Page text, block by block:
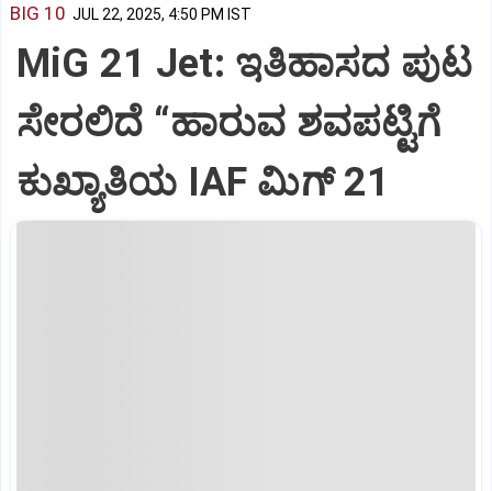
BIG 10 JUL 22, 2025, 4:50 PM IST
MiG 21 Jet: ಇತಿಹಾಸದ ಪುಟ
ಸೇರಲಿದೆ “ಹಾರುವ ಶವಪಟ್ಟಿಗೆ
ಕುಖ್ಯಾತಿಯ IAF ಮಿಗ್‌ 21